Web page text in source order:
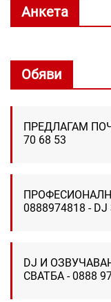
Анкета
Обяви
ПРЕДЛАГАМ
70 68 53
0888974818 -
DJ И
СВАТБА - 0888